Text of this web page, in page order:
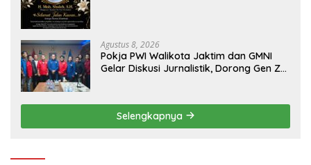
Agustus 8, 2026
Pokja PWI Walikota Jaktim dan GMNI
Gelar Diskusi Jurnalistik, Dorong Gen Z
Selengkapnya